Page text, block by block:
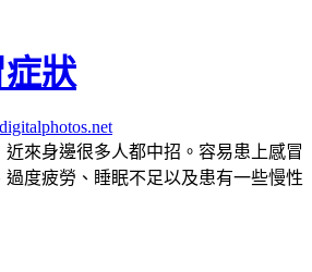
狀
來身邊很多人都中招。容易患上感冒
度疲勞、睡眠不足以及患有一些慢性